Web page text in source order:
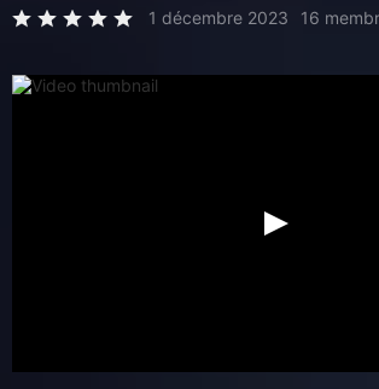
1 décembre 2023 16